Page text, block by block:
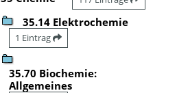
35.14 Elektrochemie
1 Eintrag
35.70 Biochemie:
Allgemeines